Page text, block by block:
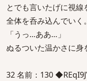
とでも言いたげに視
全体を呑み込んでいく。
「うっ…ああ…」
ぬるついた温かさに身
32 名前：130